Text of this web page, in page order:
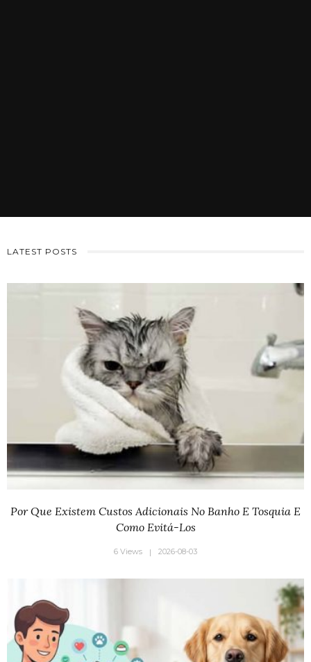
LATEST POSTS
Por Que Existem Custos Adicionais No Banho E Tosquia E
Como Evitá-Los
6 Views 2026-08-03